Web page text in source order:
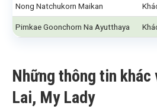
Nong Natchukorn Maikan
Pimkae Goonchorn Na Ayutthaya
Những thông tin khác
Lai, My Lady